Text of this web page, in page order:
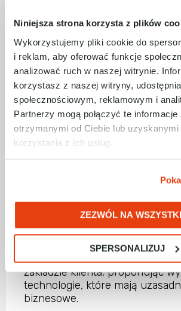
Niniejsza strona korzysta z plików
Wykorzystujemy pliki cookie do
i reklam, aby oferować funkcje
analizować ruch w naszej witrynie.
korzystasz z naszej witryny,
społecznościowym, reklamowym i
Partnerzy mogą połączyć te
otrzymanymi od Ciebie lub uzyskanymi
korzystania z ich usług.
ZEZWÓL NA
SPERSONALIZUJ
pierwszym miejscu są koszty –
przedsiębiorcy obawiają się, że
inwestycja niekoniecznie
realne zyski w przyszłości.
również to, czy wdrożenie
rozwiązań produkcyjnych nie
wymagać całkowitego
pracy zakładu, a tym samym
wiązać z przejściowym
zaburzeniem cyklu
proponuje swoim partnerom ,
inteligentnej produkcji
konsultacji z naszymi
specjaliści z zakresu
przemysłu opracujemy
wdrożenia inteligentnych
zakładzie klienta, proponując
technologie, które mają
biznesowe.